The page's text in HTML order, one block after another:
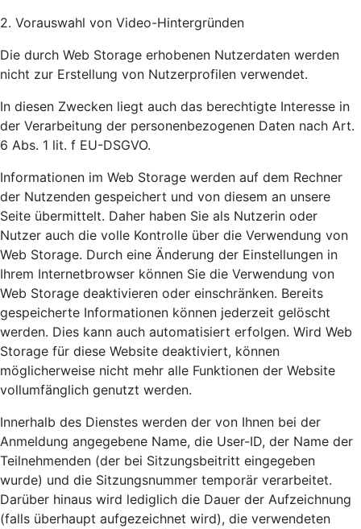
2. Vorauswahl von Video-Hintergründen
Die durch Web Storage erhobenen Nutzerdaten werden
nicht zur Erstellung von Nutzerprofilen verwendet.
In diesen Zwecken liegt auch das berechtigte Interesse in
der Verarbeitung der personenbezogenen Daten nach Art.
6 Abs. 1 lit. f EU-DSGVO.
Informationen im Web Storage werden auf dem Rechner
der Nutzenden gespeichert und von diesem an unsere
Seite übermittelt. Daher haben Sie als Nutzerin oder
Nutzer auch die volle Kontrolle über die Verwendung von
Web Storage. Durch eine Änderung der Einstellungen in
Ihrem Internetbrowser können Sie die Verwendung von
Web Storage deaktivieren oder einschränken. Bereits
gespeicherte Informationen können jederzeit gelöscht
werden. Dies kann auch automatisiert erfolgen. Wird Web
Storage für diese Website deaktiviert, können
möglicherweise nicht mehr alle Funktionen der Website
vollumfänglich genutzt werden.
Innerhalb des Dienstes werden der von Ihnen bei der
Anmeldung angegebene Name, die User-ID, der Name der
Teilnehmenden (der bei Sitzungsbeitritt eingegeben
wurde) und die Sitzungsnummer temporär verarbeitet.
Darüber hinaus wird lediglich die Dauer der Aufzeichnung
(falls überhaupt aufgezeichnet wird), die verwendeten